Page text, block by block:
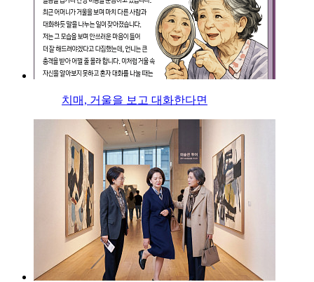
치매, 거울을 보고 대화한다면